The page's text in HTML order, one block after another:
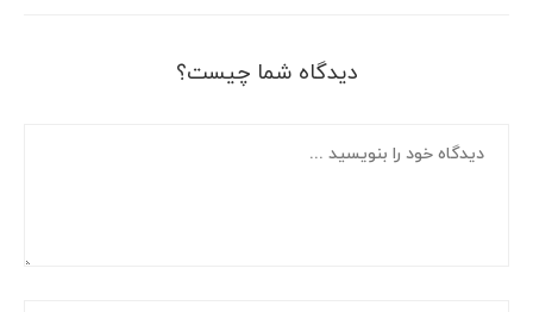
دیدگاه شما چیست؟